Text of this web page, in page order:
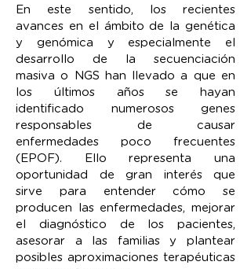
En este sentido, los recientes
avances en el ámbito de la genética
y genómica y especialmente el
desarrollo de la secuenciación
masiva o NGS han llevado a que en
los últimos años se hayan
identificado numerosos genes
responsables de causar
enfermedades poco frecuentes
(EPOF). Ello representa una
oportunidad de gran interés que
sirve para entender cómo se
producen las enfermedades, mejorar
el diagnóstico de los pacientes,
asesorar a las familias y plantear
posibles aproximaciones terapéuticas